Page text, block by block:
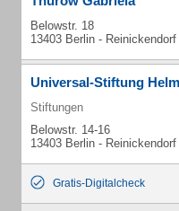
Belowstr. 18
13403 Berlin - Reinickendorf
Universal-Stiftung
Stiftungen
Belowstr. 14-16
13403 Berlin - Reinickendorf
Gratis-Digitalcheck